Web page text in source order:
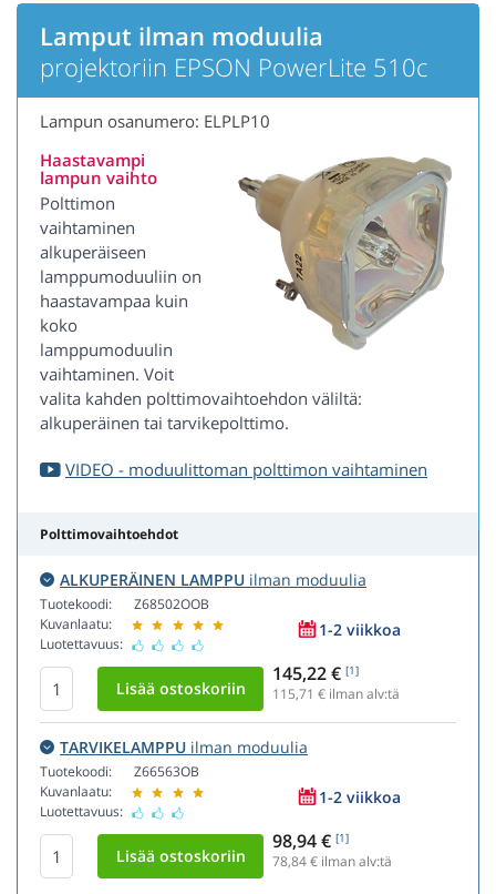
Lamput ilman moduulia
projektoriin EPSON PowerLite 510c
Lampun osanumero: ELPLP10
Haastavampi
lampun vaihto
Polttimon
vaihtaminen
alkuperäiseen
lamppumoduuliin on
haastavampaa kuin
koko
lamppumoduulin
vaihtaminen. Voit
valita kahden polttimovaihtoehdon väliltä:
alkuperäinen tai tarvikepolttimo.
VIDEO - moduulittoman polttimon vaihtaminen
Polttimovaihtoehdot
ALKUPERÄINEN LAMPPU ilman moduulia
Tuotekoodi:
Kuvanlaatu:
Luotettavuus:
Z68502OOB
1-2 viikkoa
145,22 € [1]
115,71 € ilman alv:tä
TARVIKELAMPPU ilman moduulia
Tuotekoodi:
Kuvanlaatu:
Luotettavuus:
Z66563OB
1-2 viikkoa
98,94 € [1]
78,84€ ilman alv:tä